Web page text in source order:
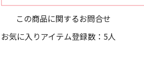
この商品に関するお問合せ
お気に入りアイテム登録数：5人